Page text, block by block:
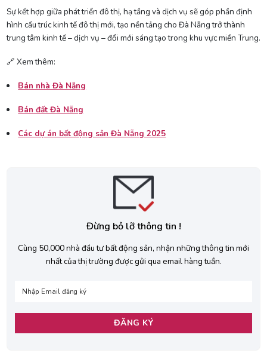
Sự kết hợp giữa phát triển đô thị, hạ tầng và dịch vụ sẽ góp phần định
hình cấu trúc kinh tế đô thị mới, tạo nền tảng cho Đà Nẵng trở thành
trung tâm kinh tế – dịch vụ – đổi mới sáng tạo trong khu vực miền Trung.
🔗 Xem thêm:
Bán nhà Đà Nẵng
Bán đất Đà Nẵng
Các dự án bất động sản Đà Nẵng 2025
Đừng bỏ lỡ thông tin !
Cùng 50,000 nhà đầu tư bất động sản, nhận những thông tin mới
nhất của thị trường được gửi qua email hàng tuần.